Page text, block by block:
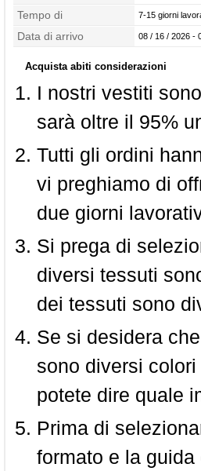
Tempo di
confezionamento
7-15 giorni
Data di arrivo 08 / 16 / 2026 -
Acquista abiti considerazioni
I nostri vestiti
sarà oltre il 95%
Tutti gli ordini
vi preghiamo di
due giorni
Si prega di
diversi tessuti
dei tessuti sono
Se si desidera
sono diversi
potete dire quale
Prima di
formato e la